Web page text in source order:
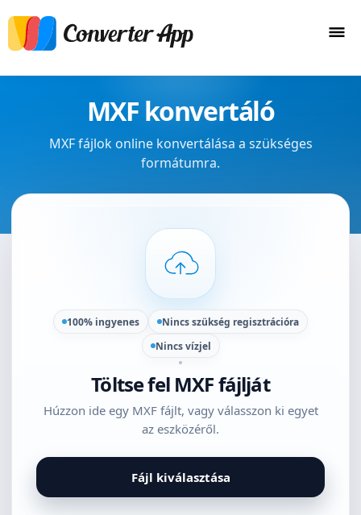
MXF konvertáló
MXF fájlok online konvertálása a szükséges
formátumra.
100% ingyenes
Nincs szükség regisztrációra
Nincs vízjel
Töltse fel MXF fájlját
Húzzon ide egy MXF fájlt, vagy válasszon ki egyet
az eszközéről.
Fájl kiválasztása